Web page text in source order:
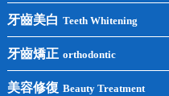
前牙種植
後牙種植
單顆種植
牙齒美白 Teeth Whitening
冷光美白
洗牙
牙齒矯正 orthodontic
牙齒矯正
美容修復 Beauty Treatment